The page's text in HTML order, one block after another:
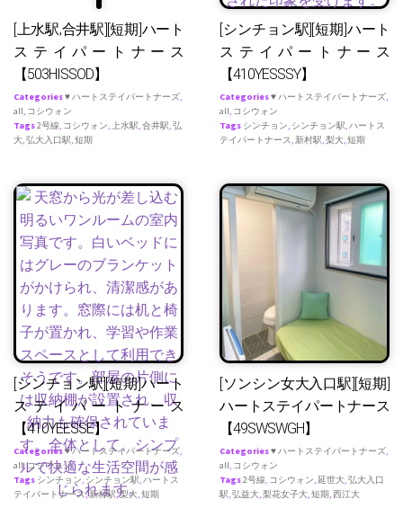
[上水駅,合井駅][短期]ハート
ステイパートナース
【503HISSOD】
Categories♥ ハートステイパートナーズ,
all, コシウォン
Tags2号線, コシウォン, 上水駅,合井駅,弘
大,弘大入口駅,短期
[シンチョン駅][短期]ハート
ステイパートナース
【410YESSSY】
Categories♥ ハートステイパートナーズ,
all, コシウォン
Tags シンチョン, シンチョン駅,ハートス
テイパートナース,新村駅,梨大,短期
[シンチョン駅][短期]ハート
ステイパートナース
【410YEESSE】
Categories♥ ハートステイパートナーズ,
all,コシウォン
Tags シンチョン, シンチョン駅,ハートス
テイパートナース,新村駅,梨大,短期
[ソンシン女大入口駅][短期]
ハートステイパートナース
【49SWSWGH】
Categories♥ ハートステイパートナーズ,
all, コシウォン
Tags2号線, コシウォン,延世大,弘大入口
駅,弘益大,梨花女子大,短期,西江大